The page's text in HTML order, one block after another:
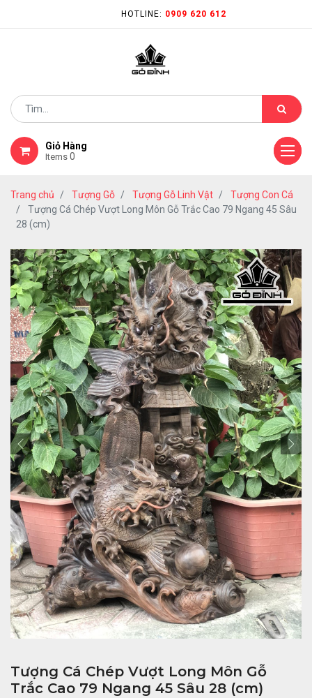
HOTLINE: 0909 620 612
Giỏ Hàng
Items 0
Trang chủ Tượng Gỗ Tượng Gỗ Linh Vật
Tượng Con Cá
Tượng Cá Chép Vượt Long Môn Gỗ Trắc Cao 79 Ngang 45 Sâu
28 (cm)
Tượng Cá Chép Vượt Long Môn Gỗ
Trắc Cao 79 Ngang 45 Sâu 28 (cm)